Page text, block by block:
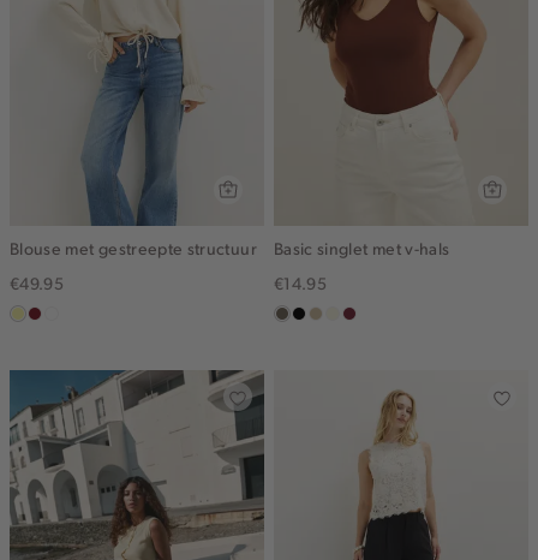
Blouse met gestreepte structuur
€49.95
lichtgeel
rood,
Basic singlet met v-hals
€14.95
middenbruin
zwartlichtzand
wit,bordeaux